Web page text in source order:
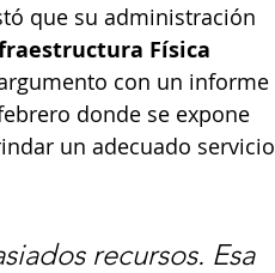
que su administración
Física
con un informe
donde se expone
un adecuado servicio
recursos. Esa